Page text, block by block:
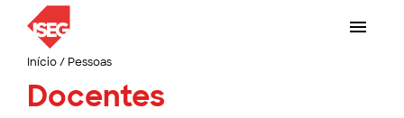
Início/ Pessoas
Docentes